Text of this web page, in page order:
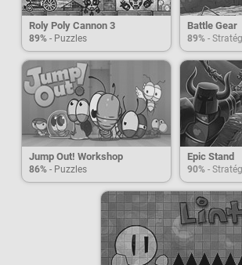
Roly Poly Cannon 3
89% - Puzzles
Battle Gear
89% -
Jump Out! Workshop
86% - Puzzles
Epic Stand
90% -